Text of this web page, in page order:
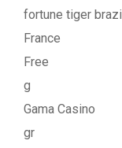
fortune tiger brazil
France
Free
g
Gama Casino
gr